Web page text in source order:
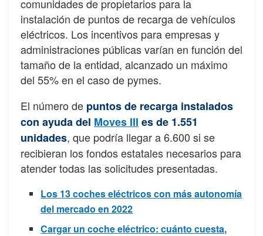
comunidades de propietarios para la
instalación de puntos de recarga de vehículos
eléctricos. Los incentivos para empresas y
administraciones públicas varían en función del
tamaño de la entidad, alcanzado un máximo
del 55% en el caso de pymes.
El número de puntos de recarga instalados
con ayuda del Moves III es de 1.551
unidades, que podría llegar a 6.600 si se
recibieran los fondos estatales necesarios para
atender todas las solicitudes presentadas.
Los 13 coches eléctricos con más autonomía
del mercado en 2022
Cargar un coche eléctrico: cuánto cuesta,